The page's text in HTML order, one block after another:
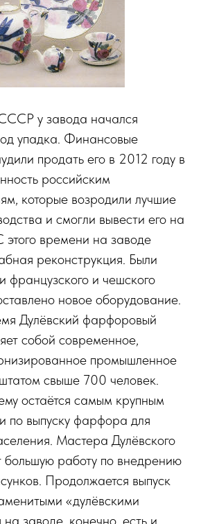
у завода начался
упадка. Финансовые
продать его в 2012 году в
российским
которые возродили лучшие
и смогли вывести его на
этого времени на заводе
реконструкция. Были
французского и чешского
новое оборудование.
Дулёвский фарфоровый
собой современное,
промышленное
свыше 700 человек.
остаётся самым крупным
по выпуску фарфора для
Мастера Дулёвского
большую работу по внедрению
Продолжается выпуск
«дулёвскими